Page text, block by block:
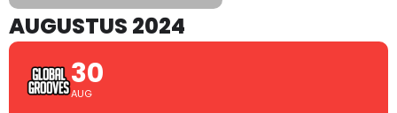
AUGUSTUS 2024
30
AUG